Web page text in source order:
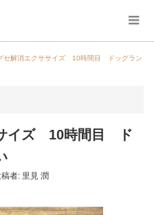
セ解消エクササイズ 10時間目 ドッグラン
イズ 10時間目 ド
者: 里見 潤